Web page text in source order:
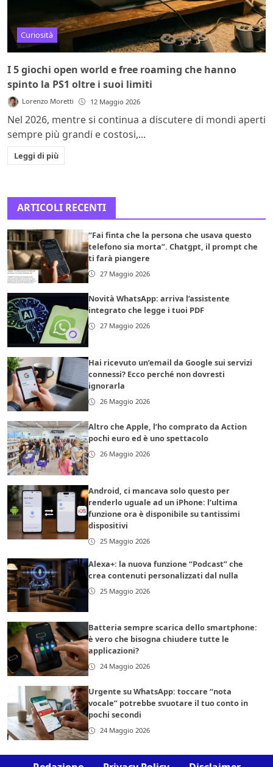
Curiosità
I 5 giochi open world e free roaming che hanno
spinto la PS1 oltre i suoi limiti
Lorenzo Moretti 12 Maggio 2026
Nel 2026, mentre si continua a discutere di mondi aperti
sempre più grandi e costosi,...
Leggi di più
ARTICOLI RECENTI
“Fai finta che la persona che usava questo
telefono sia morta”. Chatgpt, il prompt che
ti farà piangere
27 Maggio 2026
Novità WhatsApp: arriva l’assistente
integrato che legge i tuoi PDF
27 Maggio 2026
Hai ricevuto un’email da Google sui servizi
connessi? Ecco perché non dovresti
ignorarla
26 Maggio 2026
Altro che Apple, l’ho comprato da Action
pochi euro ed è uno spettacolo
26 Maggio 2026
Android, ci mancava solo questo per
renderlo uguale ad un iPhone: l’ultima
funzione ora è disponibile su tantissimi
dispositivi
25 Maggio 2026
Alexa+: la nuova funzione “Podcast” che
crea contenuti personalizzati dal nulla
25 Maggio 2026
Batteria sempre scarica dello smartphone:
è vero che bisogna chiudere tutte le
applicazioni?
24 Maggio 2026
Urgente su WhatsApp: toccare “nota
vocale” potrebbe svuotare il tuo conto in
pochi secondi
24 Maggio 2026